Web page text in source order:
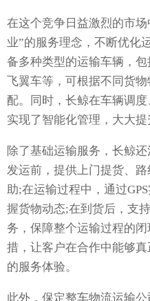
在这个竞争日益激烈的市
业”的服务理念，不断优化
备多种类型的运输车辆，包
飞翼车等，可根据不同货
配。同时，长鲸在车辆调
实现了智能化管理，大大提
除了基础运输服务，长鲸
发运前，提供上门提货、
助;在运输过程中，通过
握货物动态;在到货后，支
务，保障整个运输过程的
措，让客户在合作中能够
的服务体验。
此外，保定整车物流运输